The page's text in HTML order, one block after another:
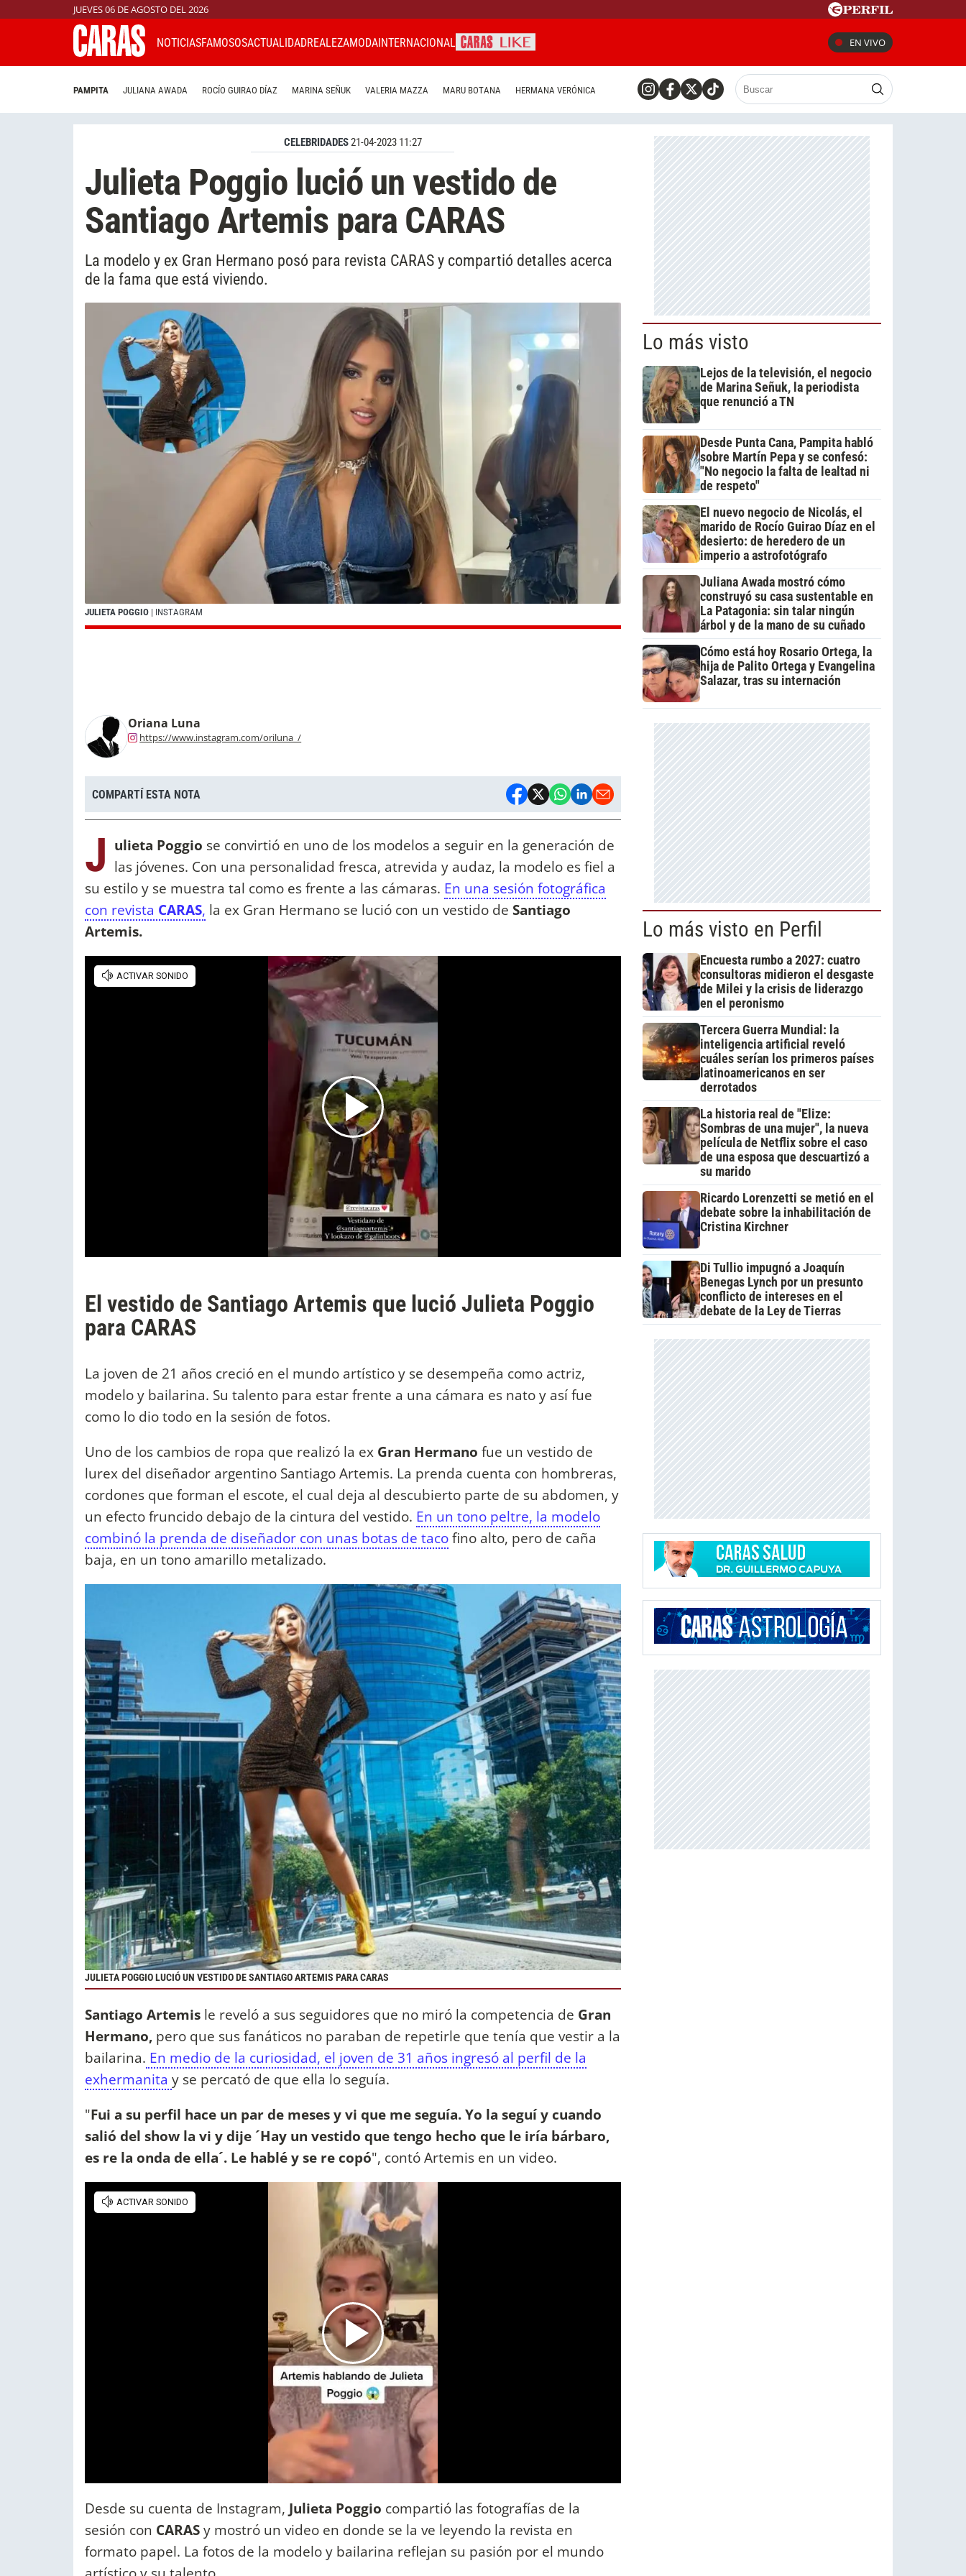
JUEVES 06 DE AGOSTO DEL 2026
NOTICIASFAMOSOSACTUALIDADREALEZAMODAINTERNACIONAL EN VIVO
PAMPITA JULIANA AWADA ROCÍO GUIRAO DÍAZ MARINA SEÑUK VALERIA MAZZA MARU BOTANA HERMANA VERÓNICA
CELEBRIDADES21-04-2023 11:27
Julieta Poggio lució un vestido de
Santiago Artemis para CARAS
La modelo y ex Gran Hermano posó para revista CARAS y compartió detalles acerca
de la fama que está viviendo.
JULIETA POGGIO | INSTAGRAM
Oriana Luna
https://www.instagram.com/oriluna_/
COMPARTÍ ESTA NOTA
J ulieta Poggio se convirtió en uno de los modelos a seguir en la generación de
las jóvenes. Con una personalidad fresca, atrevida y audaz, la modelo es fiel a
su estilo y se muestra tal como es frente a las cámaras. En una sesión fotográfica
con revista CARAS, la ex Gran Hermano se lució con un vestido de Santiago
Artemis.
El vestido de Santiago Artemis que lució Julieta Poggio
para CARAS
La joven de 21 años creció en el mundo artístico y se desempeña como actriz,
modelo y bailarina. Su talento para estar frente a una cámara es nato y así fue
como lo dio todo en la sesión de fotos.
Uno de los cambios de ropa que realizó la ex Gran Hermano fue un vestido de
lurex del diseñador argentino Santiago Artemis. La prenda cuenta con hombreras,
cordones que forman el escote, el cual deja al descubierto parte de su abdomen, y
un efecto fruncido debajo de la cintura del vestido. En un tono peltre, la modelo
combinó la prenda de diseñador con unas botas de tacofino alto, pero de caña
baja, en un tono amarillo metalizado.
JULIETA POGGIO LUCIÓ UN VESTIDO DE SANTIAGO ARTEMIS PARA CARAS
Santiago Artemis le reveló a sus seguidores que no miró la competencia de Gran
Hermano, pero que sus fanáticos no paraban de repetirle que tenía que vestir a la
bailarina. En medio de la curiosidad, el joven de 31 años ingresó al perfil de la
exhermanita y se percató de que ella lo seguía.
"Fui a su perfil hace un par de meses y vi que me seguía. Yo la seguí y cuando
salió del show la vi y dije ´Hay un vestido que tengo hecho que le iría bárbaro,
es re la onda de ella´. Le hablé y se re copó", contó Artemis en un video.
Desde su cuenta de Instagram, Julieta Poggio compartió las fotografías de la
sesión con CARASy mostró un video en donde se la ve leyendo la revista en
formato papel. La fotos de la modelo y bailarina reflejan su pasión por el mundo
Lo más visto
Lejos de la televisión, el negocio
de Marina Señuk, la periodista
que renunció a TN
Desde Punta Cana, Pampita habló
sobre Martín Pepa y se confesó:
"No negocio la falta de lealtad ni
de respeto"
El nuevo negocio de Nicolás, el
marido de Rocío Guirao Díaz en el
desierto: de heredero de un
imperio a astrofotógrafo
Juliana Awada mostró cómo
construyó su casa sustentable en
La Patagonia: sin talar ningún
árbol y de la mano de su cuñado
Cómo está hoy Rosario Ortega, la
hija de Palito Ortega y Evangelina
Salazar, tras su internación
Lo más visto en Perfil
Encuesta rumbo a 2027: cuatro
consultoras midieron el desgaste
de Milei y la crisis de liderazgo
en el peronismo
Tercera Guerra Mundial: la
inteligencia artificial reveló
cuáles serían los primeros países
latinoamericanos en ser
derrotados
La historia real de "Elize:
Sombras de una mujer", la nueva
película de Netflix sobre el caso
de una esposa que descuartizó a
su marido
Ricardo Lorenzetti se metió en el
debate sobre la inhabilitación de
Cristina Kirchner
Di Tullio impugnó a Joaquín
Benegas Lynch por un presunto
conflicto de intereses en el
debate de la Ley de Tierras